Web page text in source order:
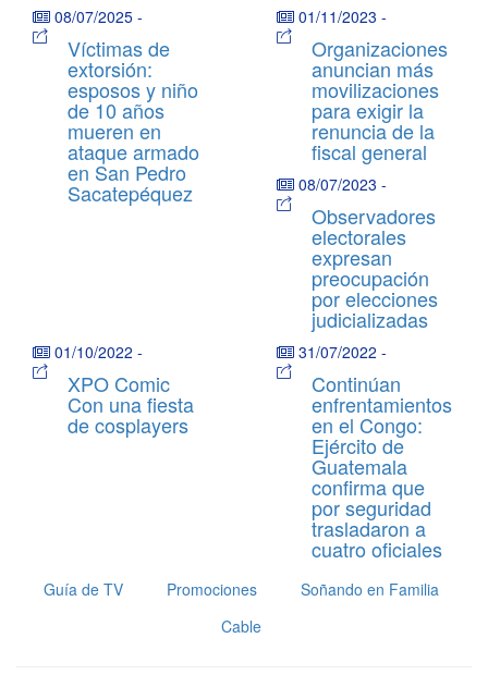
08/07/2025 -
Víctimas de
extorsión:
esposos y niño
de 10 años
mueren en
ataque armado
en San Pedro
Sacatepéquez
01/11/2023 -
Organizaciones
anuncian más
movilizaciones
para exigir la
renuncia de la
fiscal general
08/07/2023 -
Observadores
electorales
expresan
preocupación
por elecciones
judicializadas
01/10/2022 -
XPO Comic
Con una fiesta
de cosplayers
31/07/2022 -
Continúan
enfrentamientos
en el Congo:
Ejército de
Guatemala
confirma que
por seguridad
trasladaron a
cuatro oficiales
Guía de TV Promociones
Soñando en Familia
Cable